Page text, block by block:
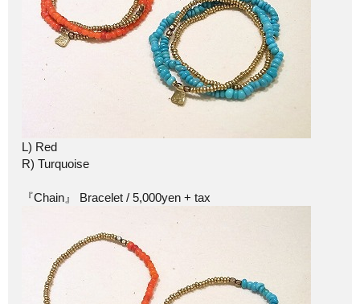
L) Red
R) Turquoise
『Chain』 Bracelet / 5,000yen + tax